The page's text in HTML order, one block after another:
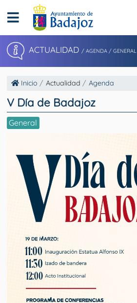
ACTUALIDAD / AGENDA / GENERAL
Inicio Actualidad Agenda
V Día de Badajoz
General